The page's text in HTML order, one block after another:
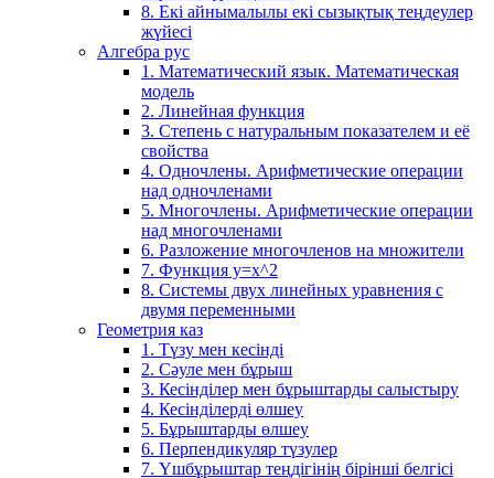
8. Екі айнымалылы екі сызықтық теңдеулер
жүйесі
Алгебра рус
1. Математический язык. Математическая
модель
2. Линейная функция
3. Степень с натуральным показателем и её
свойства
4. Одночлены. Арифметические операции
над одночленами
5. Многочлены. Арифметические операции
над многочленами
6. Разложение многочленов на множители
7. Функция y=x^2
8. Системы двух линейных уравнения с
двумя переменными
Геометрия каз
1. Түзу мен кесінді
2. Сәуле мен бұрыш
3. Кесінділер мен бұрыштарды салыстыру
4. Кесінділерді өлшеу
5. Бұрыштарды өлшеу
6. Перпендикуляр түзулер
7. Үшбұрыштар теңдігінің бірінші белгісі